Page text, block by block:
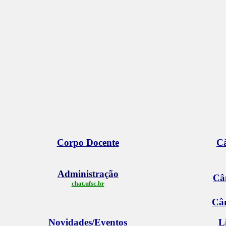
Corpo Docente
Administração
chat.ufsc.br
Novidades/Eventos